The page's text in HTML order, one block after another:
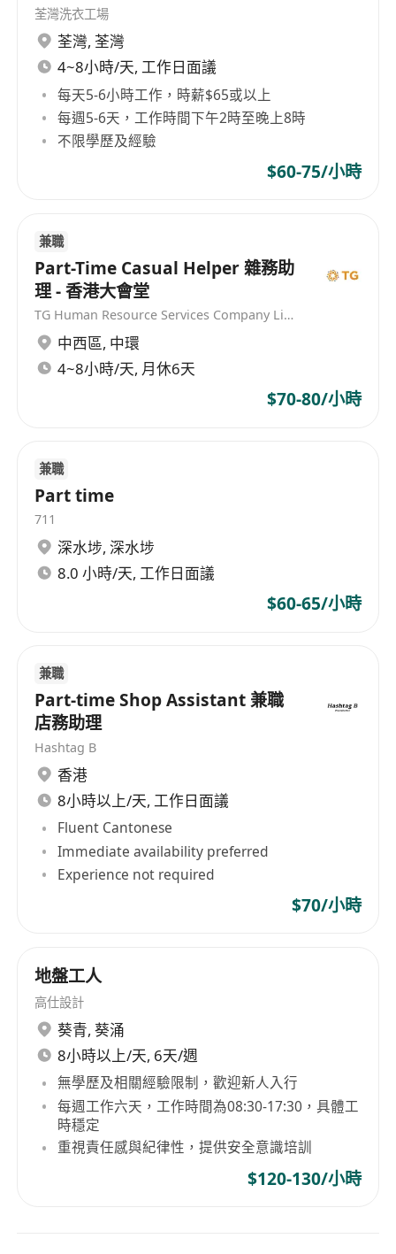
荃灣洗衣工場
荃灣, 荃灣
4~8小時/天, 工作日面議
每天5-6小時工作，時薪$65或以上
每週5-6天，工作時間下午2時至晚上8時
不限學歷及經驗
$60-75/小時
兼職
Part-Time Casual Helper 雜務助
理 - 香港大會堂
TG Human Resource Services Company Limited
中西區, 中環
4~8小時/天, 月休6天
$70-80/小時
兼職
Part time
711
深水埗, 深水埗
8.0 小時/天, 工作日面議
$60-65/小時
兼職
Part-time Shop Assistant 兼職
店務助理
Hashtag B
香港
8小時以上/天, 工作日面議
Fluent Cantonese
Immediate availability preferred
Experience not required
$70/小時
地盤工人
高仕設計
葵青, 葵涌
8小時以上/天, 6天/週
無學歷及相關經驗限制，歡迎新人入行
每週工作六天，工作時間為08:30-17:30，具體工
時穩定
重視責任感與紀律性，提供安全意識培訓
$120-130/小時